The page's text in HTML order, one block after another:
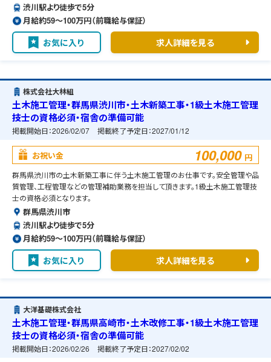
渋川駅より徒歩で5分
月給約59〜100万円（前職給与保証）
お気に入り 求人詳細を見る
株式会社大林組
土木施工管理・群馬県渋川市・土木新築工事・1級土木施工管理
技士の資格必須・宿舎の準備可能
掲載開始日：2026/02/07 掲載終了予定日：2027/01/12
お祝い金 100,000 円
群馬県渋川市の土木新築工事に伴う土木施工管理のお仕事です。安全管理や品
質管理、工程管理などの管理補助業務を担当して頂きます。1級土木施工管理技
士の資格必須となります。
群馬県渋川市
渋川駅より徒歩で5分
月給約59〜100万円（前職給与保証）
お気に入り 求人詳細を見る
大洋基礎株式会社
土木施工管理・群馬県高崎市・土木改修工事・1級土木施工管理
技士の資格必須・宿舎の準備可能
掲載開始日：2026/02/26 掲載終了予定日：2027/02/02